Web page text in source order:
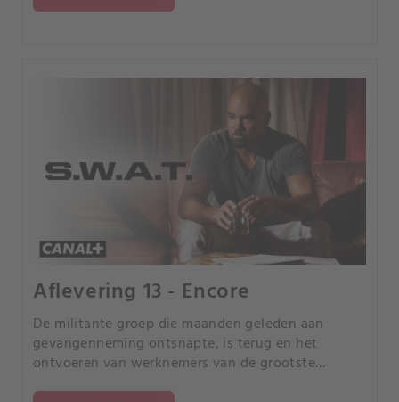
Aflevering 13 - Encore
De militante groep die maanden geleden aan
gevangenneming ontsnapte, is terug en het
ontvoeren van werknemers van de grootste